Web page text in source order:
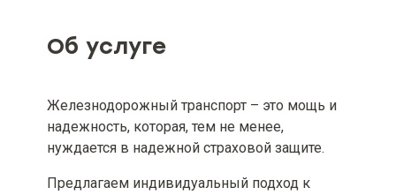
ответственности), если
минимальный и максимальный
размер страховой суммы
определены условиями
Об услуге
Железнодорожный транспорт – это мощь и
надежность, которая, тем не менее,
нуждается в надежной страховой защите.
Предлагаем индивидуальный подход к